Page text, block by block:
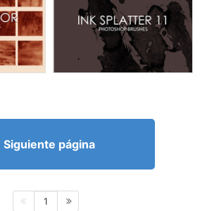
Siguiente página
1